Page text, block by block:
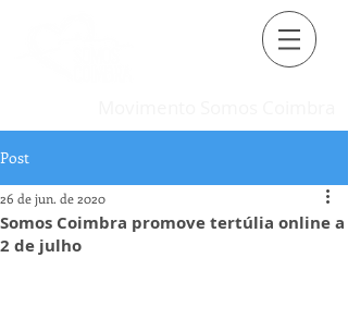
Post
Somos Coimbra promove tertúlia online a
2 de julho
26 de jun. de 2020